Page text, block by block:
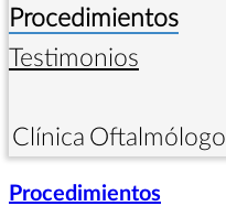
Procedimientos
Testimonios
Clínica Oftalmólogo
Procedimientos